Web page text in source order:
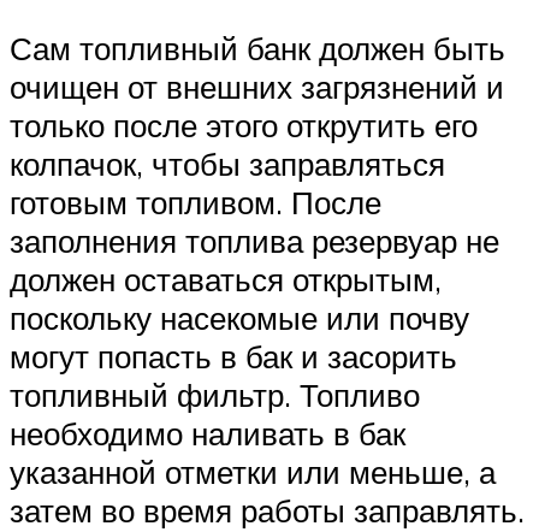
Сам топливный банк должен быть
очищен от внешних загрязнений и
только после этого открутить его
колпачок, чтобы заправляться
готовым топливом. После
заполнения топлива резервуар не
должен оставаться открытым,
поскольку насекомые или почву
могут попасть в бак и засорить
топливный фильтр. Топливо
необходимо наливать в бак
указанной отметки или меньше, а
затем во время работы заправлять.